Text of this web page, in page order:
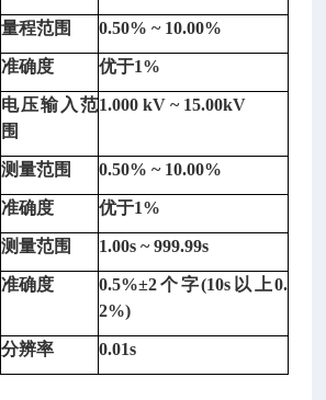
量程范围 0.50% ~ 10.00%
准确度 优于1%
电压输入范
围
1.000 kV ~ 15.00kV
测量范围 0.50% ~ 10.00%
准确度 优于1%
测量范围 1.00s ~ 999.99s
准确度
0.5%±2个字(10s以上0.
2%)
分辨率 0.01s